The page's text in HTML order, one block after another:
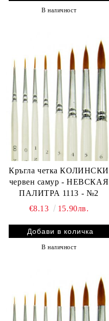
В наличност
Кръгла четка КОЛИНСКИ
червен самур - НЕВСКАЯ
ПАЛИТРА 1113 - №2
€8.13
15.90лв.
В наличност